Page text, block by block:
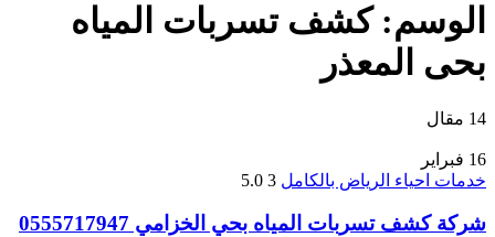
الوسم:كشف تسربات المياه
بحى المعذر
14 مقال
16 فبراير
خدمات احياء الرياض بالكامل 3
5.0
شركة كشف تسربات المياه بحي الخزامي 0555717947